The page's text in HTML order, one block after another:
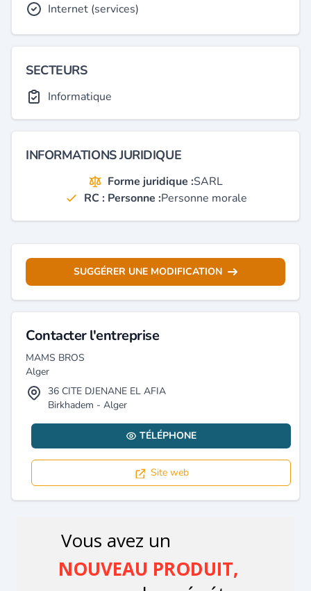
Internet (services)
SECTEURS
Informatique
INFORMATIONS JURIDIQUE
Forme juridique :SARL
RC : Personne :Personne morale
SUGGÉRER UNE MODIFICATION
Contacter l'entreprise
MAMS BROS
Alger
36 CITE DJENANE EL AFIA
Birkhadem - Alger
TÉLÉPHONE
Site web